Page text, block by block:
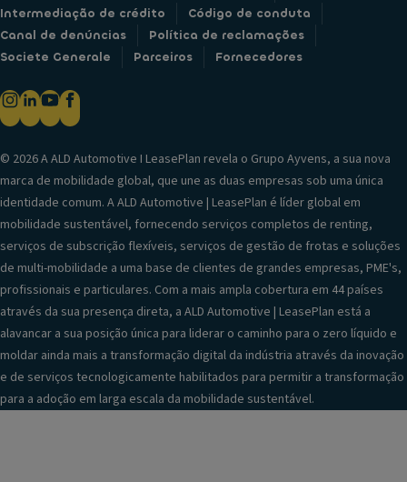
Intermediação de crédito
Código de conduta
Canal de denúncias
Política de reclamações
Societe Generale
Parceiros Fornecedores
© 2026 A ALD Automotive I LeasePlan revela o Grupo Ayvens, a sua nova
marca de mobilidade global, que une as duas empresas sob uma única
identidade comum. A ALD Automotive | LeasePlan é líder global em
mobilidade sustentável, fornecendo serviços completos de renting,
serviços de subscrição flexíveis, serviços de gestão de frotas e soluções
de multi-mobilidade a uma base de clientes de grandes empresas, PME's,
profissionais e particulares. Com a mais ampla cobertura em 44 países
através da sua presença direta, a ALD Automotive | LeasePlan está a
alavancar a sua posição única para liderar o caminho para o zero líquido e
moldar ainda mais a transformação digital da indústria através da inovação
e de serviços tecnologicamente habilitados para permitir a transformação
para a adoção em larga escala da mobilidade sustentável.